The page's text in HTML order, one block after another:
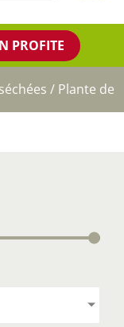
PROFITE
/ Plante de